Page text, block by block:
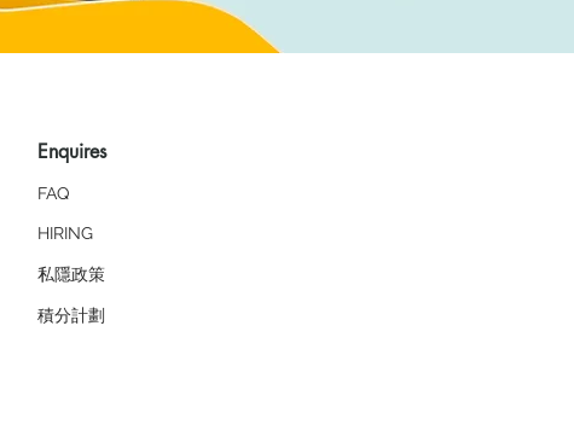
Enquires
FAQ
HIRING
私隱政策
​積分計劃